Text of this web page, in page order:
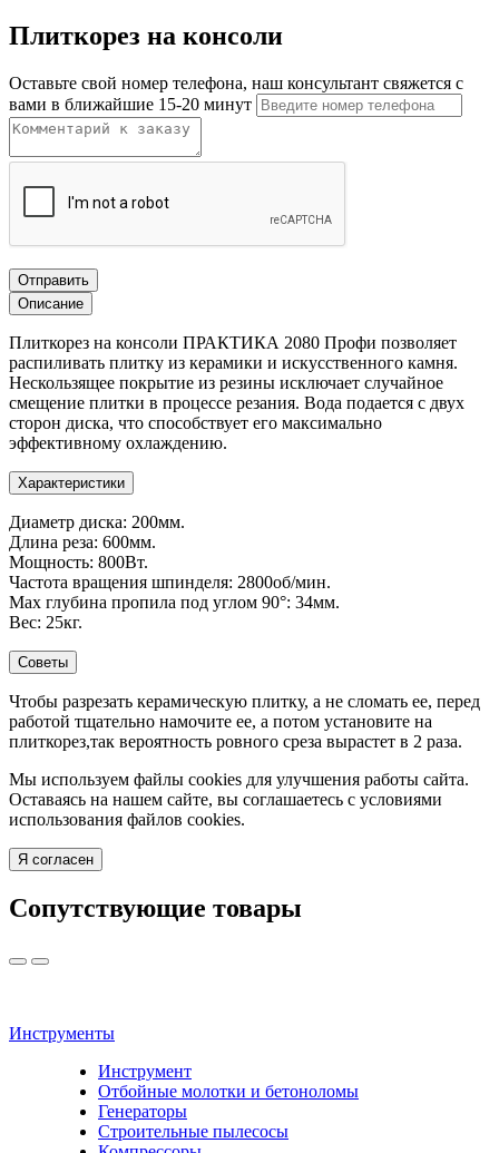
Плиткорез на консоли
Оставьте свой номер телефона, наш консультант свяжется с
вами в ближайшие 15-20 минут
Отправить
Описание
Плиткорез на консоли ПРАКТИКА 2080 Профи позволяет
распиливать плитку из керамики и искусственного камня.
Нескользящее покрытие из резины исключает случайное
смещение плитки в процессе резания. Вода подается с двух
сторон диска, что способствует его максимально
эффективному охлаждению.
Характеристики
Диаметр диска: 200мм.
Длина реза: 600мм.
Мощность: 800Вт.
Частота вращения шпинделя: 2800об/мин.
Max глубина пропила под углом 90°: 34мм.
Вес: 25кг.
Советы
Чтобы разрезать керамическую плитку, а не сломать ее, перед
работой тщательно намочите ее, а потом установите на
плиткорез,так вероятность ровного среза вырастет в 2 раза.
Мы используем файлы cookies для улучшения работы сайта.
Оставаясь на нашем сайте, вы соглашаетесь с условиями
использования файлов cookies.
Я согласен
Сопутствующие товары
Инструменты
Инструмент
Отбойные молотки и бетоноломы
Генераторы
Строительные пылесосы